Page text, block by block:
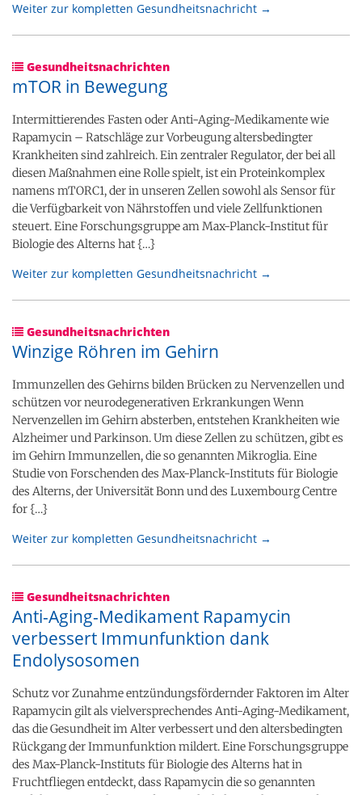
Weiter zur kompletten Gesundheitsnachricht →
Gesundheitsnachrichten
mTOR in Bewegung
Intermittierendes Fasten oder Anti-Aging-Medikamente wie
Rapamycin – Ratschläge zur Vorbeugung altersbedingter
Krankheiten sind zahlreich. Ein zentraler Regulator, der bei all
diesen Maßnahmen eine Rolle spielt, ist ein Proteinkomplex
namens mTORC1, der in unseren Zellen sowohl als Sensor für
die Verfügbarkeit von Nährstoffen und viele Zellfunktionen
steuert. Eine Forschungsgruppe am Max-Planck-Institut für
Biologie des Alterns hat {…}
Weiter zur kompletten Gesundheitsnachricht →
Gesundheitsnachrichten
Winzige Röhren im Gehirn
Immunzellen des Gehirns bilden Brücken zu Nervenzellen und
schützen vor neurodegenerativen Erkrankungen Wenn
Nervenzellen im Gehirn absterben, entstehen Krankheiten wie
Alzheimer und Parkinson. Um diese Zellen zu schützen, gibt es
im Gehirn Immunzellen, die so genannten Mikroglia. Eine
Studie von Forschenden des Max-Planck-Instituts für Biologie
des Alterns, der Universität Bonn und des Luxembourg Centre
for {…}
Weiter zur kompletten Gesundheitsnachricht →
Gesundheitsnachrichten
Anti-Aging-Medikament Rapamycin
verbessert Immunfunktion dank
Endolysosomen
Schutz vor Zunahme entzündungsfördernder Faktoren im Alter
Rapamycin gilt als vielversprechendes Anti-Aging-Medikament,
das die Gesundheit im Alter verbessert und den altersbedingten
Rückgang der Immunfunktion mildert. Eine Forschungsgruppe
des Max-Planck-Instituts für Biologie des Alterns hat in
Fruchtfliegen entdeckt, dass Rapamycin die so genannten